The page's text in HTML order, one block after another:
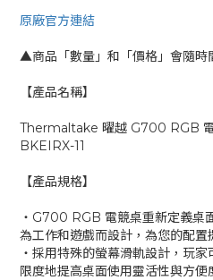
原廠官方連結
▲商品「數量」和「價格」會隨
【產品名稱】
Thermaltake 曜越 G700 RGB
BKEIRX-11
【產品規格】
‧G700 RGB 電競桌重新定義桌
為工作和遊戲而設計，為您的配置
‧採用特殊的螢幕滑軌設計，玩
限度地提高桌面使用靈活性與方便